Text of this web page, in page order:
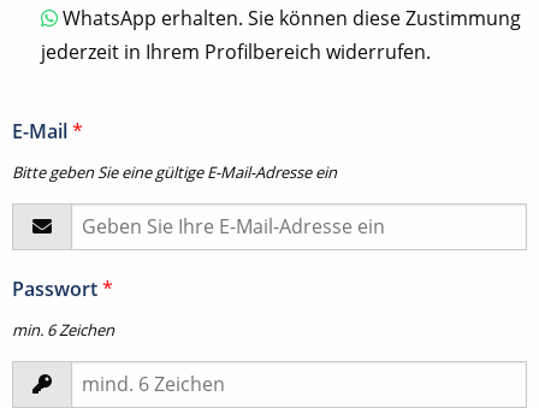
WhatsApp erhalten. Sie können diese Zustimmung
jederzeit in Ihrem Profilbereich widerrufen.
E-Mail*
Bitte geben Sie eine gültige E-Mail-Adresse ein
Passwort*
min. 6 Zeichen